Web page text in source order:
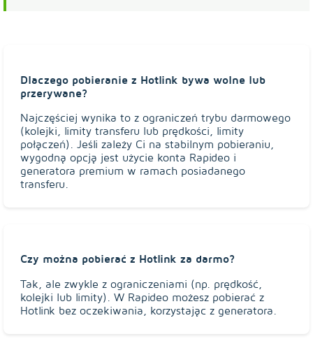
Dlaczego pobieranie z Hotlink bywa wolne lub
przerywane?
Najczęściej wynika to z ograniczeń trybu darmowego
(kolejki, limity transferu lub prędkości, limity
połączeń). Jeśli zależy Ci na stabilnym pobieraniu,
wygodną opcją jest użycie konta Rapideo i
generatora premium w ramach posiadanego
transferu.
Czy można pobierać z Hotlink za darmo?
Tak, ale zwykle z ograniczeniami (np. prędkość,
kolejki lub limity). W Rapideo możesz pobierać z
Hotlink bez oczekiwania, korzystając z generatora.